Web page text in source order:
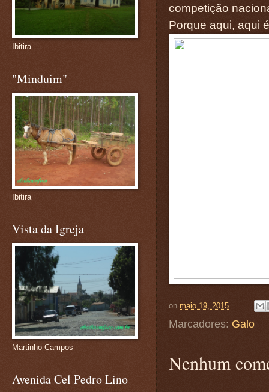
competição
Porque aqui, aqui
on maio 19, 2015
Marcadores: Galo
Nenhum
Ibitira
"Minduim"
Ibitira
Vista da Igreja
Martinho Campos
Avenida Cel Pedro Lino